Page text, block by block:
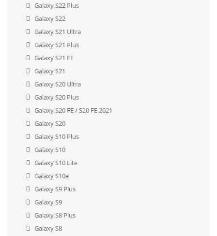
Galaxy S22 Plus
Galaxy S22
Galaxy S21 Ultra
Galaxy S21 Plus
Galaxy S21 FE
Galaxy S21
Galaxy S20 Ultra
Galaxy S20 Plus
Galaxy S20 FE / S20 FE 2021
Galaxy S20
Galaxy S10 Plus
Galaxy S10
Galaxy S10 Lite
Galaxy S10e
Galaxy S9 Plus
Galaxy S9
Galaxy S8 Plus
Galaxy S8